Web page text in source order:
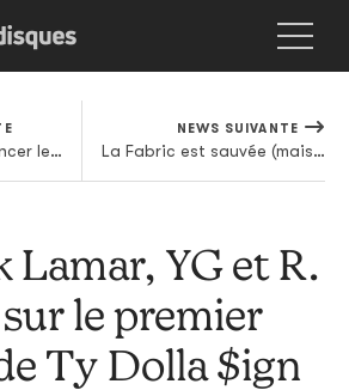
Un trailer pour annoncer le retour de The Go! Team
NEWS SUIVANTE
La Fabric est sauvée (mais tout n'est pas rose)
Lamar, YG et R.
le premier
Ty Dolla $ign